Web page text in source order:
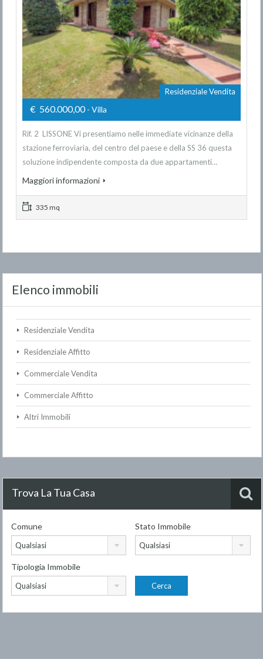
Residenziale Vendita
€ 560.000,00- Villa
Rif. 2 LISSONE Vi presentiamo nelle immediate vicinanze della
stazione ferroviaria, del centro del paese e della SS 36 questa
soluzione indipendente composta da due appartamenti…
Maggiori informazioni
335 mq
Elenco immobili
Residenziale Vendita
Residenziale Affitto
Commerciale Vendita
Commerciale Affitto
Altri Immobili
Trova La Tua Casa
Comune
Qualsiasi
Stato Immobile
Qualsiasi
Tipologia Immobile
Qualsiasi